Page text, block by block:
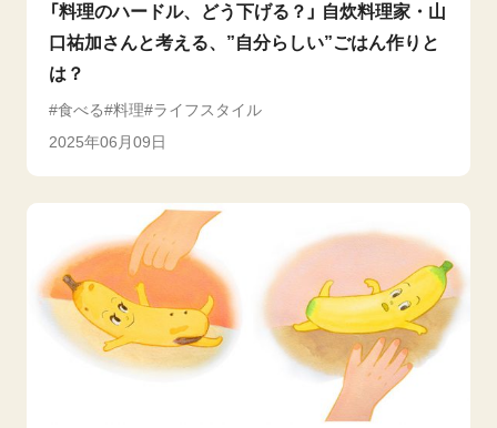
「料理のハードル、どう下げる？」 自炊料理家・山
口祐加さんと考える、”自分らしい”ごはん作りと
は？
食べる 料理
ライフスタイル
2025年06月09日